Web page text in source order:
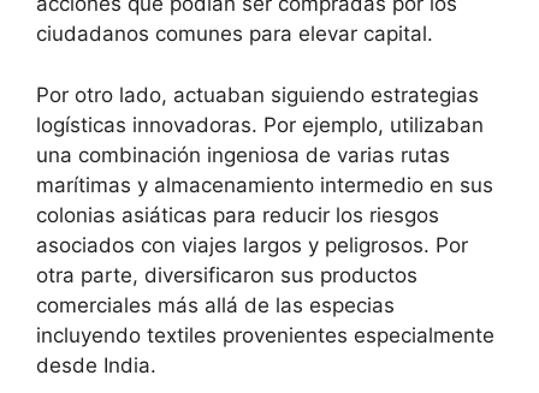
ciudadanos comunes para elevar capital.
Por otro lado, actuaban siguiendo estrategias
logísticas innovadoras. Por ejemplo, utilizaban
una combinación ingeniosa de varias rutas
marítimas y almacenamiento intermedio en sus
colonias asiáticas para reducir los riesgos
asociados con viajes largos y peligrosos. Por
otra parte, diversificaron sus productos
comerciales más allá de las especias
incluyendo textiles provenientes especialmente
desde India.